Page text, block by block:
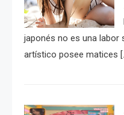
japonés no es una labor
artístico posee matices